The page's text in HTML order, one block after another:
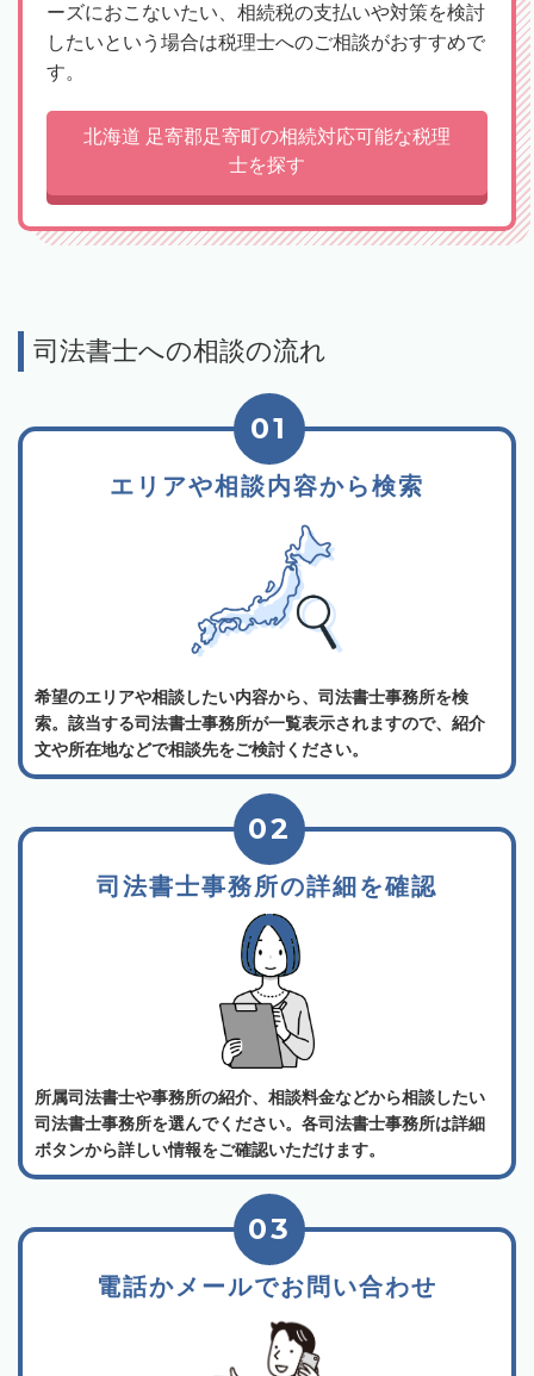
ーズにおこないたい、相続税の支払いや対策を検討
したいという場合は税理士へのご相談がおすすめで
す。
北海道 足寄郡足寄町の相続対応可能な税理
士を探す
司法書士への相談の流れ
エリアや相談内容から検索
01
希望のエリアや相談したい内容から、司法書士事務所を検
索。該当する司法書士事務所が一覧表示されますので、紹介
文や所在地などで相談先をご検討ください。
司法書士事務所の詳細を確認
02
所属司法書士や事務所の紹介、相談料金などから相談したい
司法書士事務所を選んでください。各司法書士事務所は詳細
ボタンから詳しい情報をご確認いただけます。
電話かメールでお問い合わせ
03